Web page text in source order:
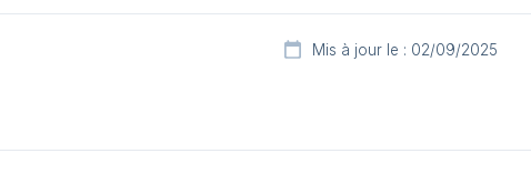
Mis à jour le : 02/09/2025